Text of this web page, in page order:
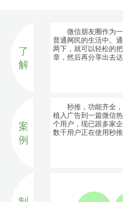
了
解
微信朋友圈作为
普通网民的生活中。
两下，就可以轻松的
章，然后再分享出去
案
例
秒推，功能齐全
植入广告到一篇微信
个用户，现已跟多家
数千用户正在使用秒推